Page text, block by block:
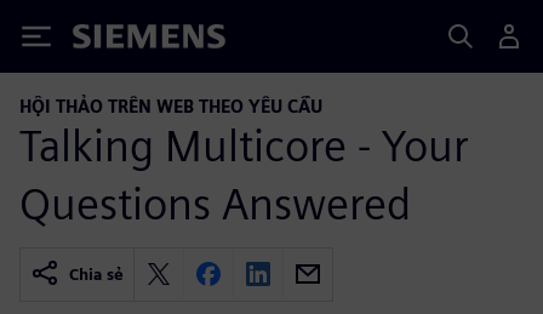
Siemens
HỘI THẢO TRÊN WEB THEO YÊU CẦU
Talking Multicore - Your
Questions Answered
Chia sẻ